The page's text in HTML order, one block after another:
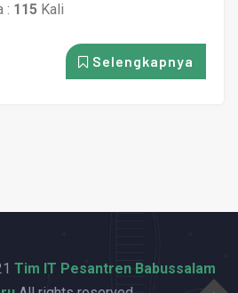
: 115 Kali
Selengkapnya
Tim IT Pesantren Babussalam